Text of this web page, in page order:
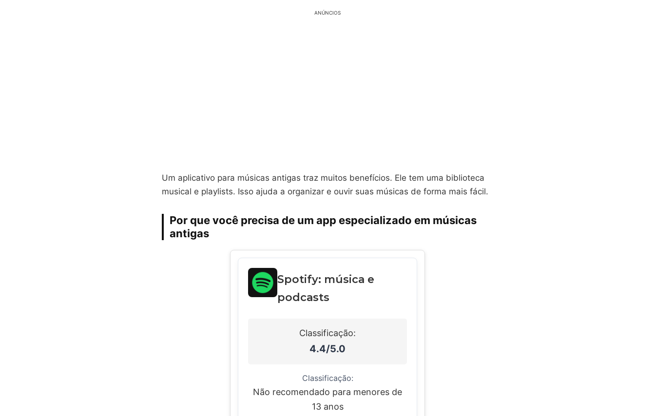
ANÚNCIOS
Um aplicativo para músicas antigas traz muitos benefícios. Ele tem uma biblioteca
musical e playlists. Isso ajuda a organizar e ouvir suas músicas de forma mais fácil.
Por que você precisa de um app especializado em músicas
antigas
Spotify: música e
podcasts
Classificação:
4.4/5.0
Classificação:
Não recomendado para menores de
13 anos